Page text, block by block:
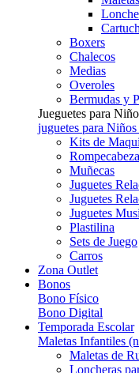
Boxers
Chalecos
Medias
Overoles
Bermudas y
Jueguetes para
juguetes para
Kits de
Muñecas
Juguetes
Juguetes
Juguetes
Plastilina
Sets de Juego
Carros
Zona Outlet
Bonos
Bono Físico
Bono Digital
Temporada Escolar
Maletas Infantiles
Maletas de
Loncheras